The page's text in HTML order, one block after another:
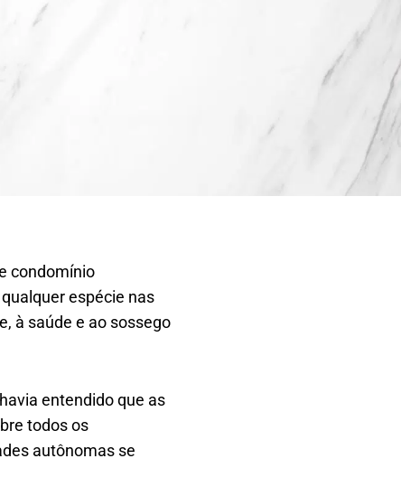
condomínio
espécie nas
à saúde e ao sossego
entendido que as
todos os
autônomas se